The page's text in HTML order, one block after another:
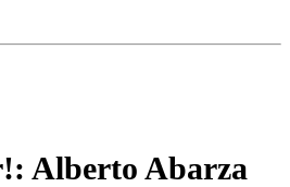
Alberto Abarza